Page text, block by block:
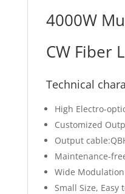
4000W
CW Fiber
Technical
High Electro-
Customized
Output
Maintenance-
Wide
Small Size, Easy